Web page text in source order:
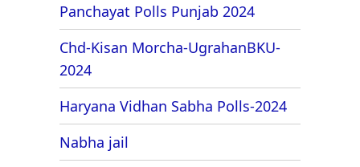
Panchayat Polls Punjab 2024
Chd-Kisan Morcha-UgrahanBKU-
2024
Haryana Vidhan Sabha Polls-2024
Nabha jail